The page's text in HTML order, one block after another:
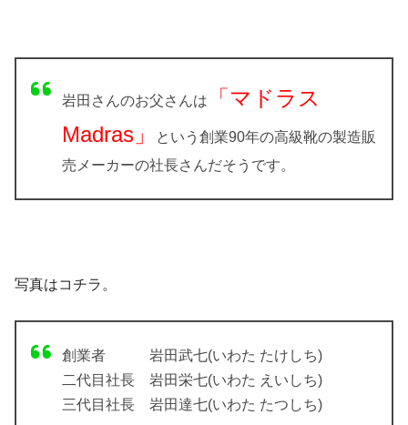
岩田さんのお父さんは
「マドラス
Madras 」
という創業90年の高級靴の製造販
売メーカーの社長さんだそうです。
写真はコチラ。
創業者 岩田武七(いわた たけしち)
二代目社長 岩田栄七(いわた えいしち)
三代目社長 岩田達七(いわた たつしち)